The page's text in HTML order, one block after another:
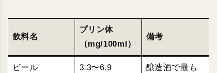
飲料名
プリン体
（mg/100ml）
備考
ビール 3.3〜6.9
醸造酒で最も